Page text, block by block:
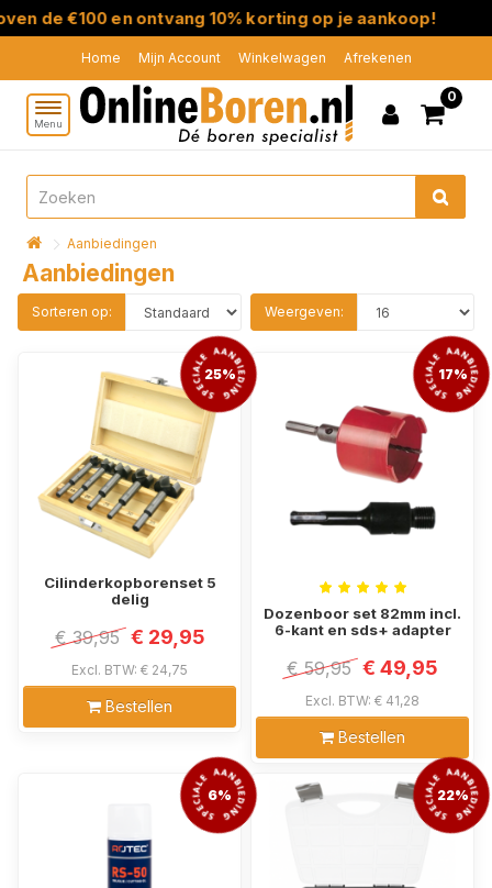
€100 en ontvang 10% korting op je aankoop!
Home Mijn Account Winkelwagen Afrekenen
Menu
0
Aanbiedingen
Aanbiedingen
Sorteren op: Weergeven:
25%
Cilinderkopborenset 5
delig
€ 39,95 € 29,95
Excl. BTW: € 24,75
Bestellen
17%
Dozenboor set 82mm incl.
6-kant en sds+ adapter
€ 59,95 € 49,95
Excl. BTW: € 41,28
Bestellen
6% 22%